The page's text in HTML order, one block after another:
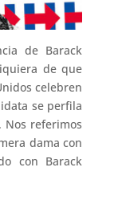
de Barack
de que
celebren
se perfila
. Nos referimos
dama con
con Barack